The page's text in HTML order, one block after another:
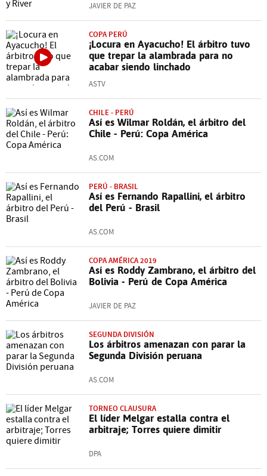
JAVIER DE PAZ
COPA PERÚ
¡Locura en Ayacucho! El árbitro tuvo
que trepar la alambrada para no
acabar siendo linchado
ASTV
CHILE - PERÚ
Así es Wilmar Roldán, el árbitro del
Chile - Perú: Copa América
AS.COM
PERÚ - BRASIL
Así es Fernando Rapallini, el árbitro
del Perú - Brasil
AS.COM
COPA AMÉRICA 2019
Así es Roddy Zambrano, el árbitro del
Bolivia - Perú de Copa América
JAVIER DE PAZ
SEGUNDA DIVISIÓN
Los árbitros amenazan con parar la
Segunda División peruana
AS.COM
TORNEO CLAUSURA
El líder Melgar estalla contra el
arbitraje; Torres quiere dimitir
DPA